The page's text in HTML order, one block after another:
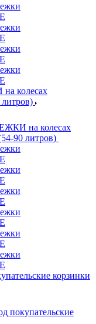
колесах
литров)
на колесах
90 литров)
корзинки